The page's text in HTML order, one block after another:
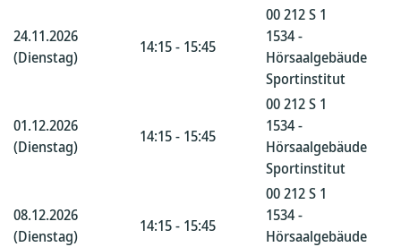
24.11.2026
(Dienstag)
14:15 - 15:45
00 212 S 1
1534 -
Hörsaalgebäude
Sportinstitut
01.12.2026
(Dienstag)
14:15 - 15:45
00 212 S 1
1534 -
Hörsaalgebäude
Sportinstitut
08.12.2026
(Dienstag)
14:15 - 15:45
00 212 S 1
1534 -
Hörsaalgebäude